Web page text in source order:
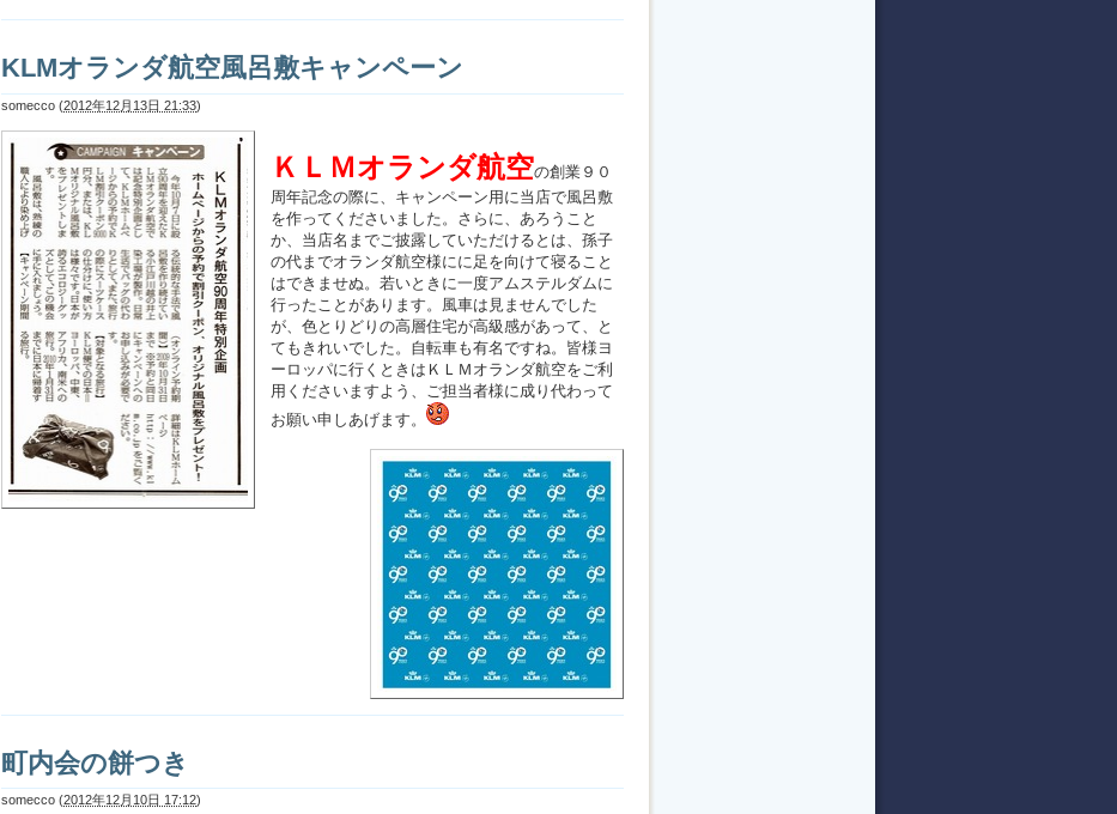
KLMオランダ航空風呂敷キャンペーン
somecco (2012年12月13日 21:33)
ＫＬＭオランダ航空の創業９０
周年記念の際に、キャンペーン用に当店で風呂敷
を作ってくださいました。さらに、あろうこと
か、当店名までご披露していただけるとは、孫子
の代までオランダ航空様にに足を向けて寝ること
はできませぬ。若いときに一度アムステルダムに
行ったことがあります。風車は見ませんでした
が、色とりどりの高層住宅が高級感があって、と
てもきれいでした。自転車も有名ですね。皆様ヨ
ーロッパに行くときはＫＬＭオランダ航空をご利
用くださいますよう、ご担当者様に成り代わって
お願い申しあげます。
町内会の餅つき
somecco (2012年12月10日 17:12)